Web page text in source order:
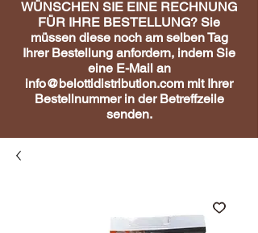
WÜNSCHEN SIE EINE RECHNUNG
FÜR IHRE BESTELLUNG? Sie
müssen diese noch am selben Tag
Ihrer Bestellung anfordern, indem Sie
eine E-Mail an
info@belottidistribution.com mit Ihrer
Bestellnummer in der Betreffzeile
senden.